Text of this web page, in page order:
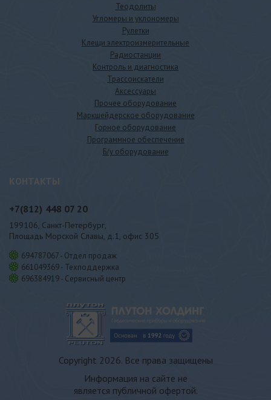
Теодолиты
Угломеры и уклономеры
Рулетки
Клещи электроизмерительные
Радиостанции
Контроль и диагностика
Трассоискатели
Аксессуары
Прочее оборудование
Маркшейдерское оборудование
Горное оборудование
Программное обеспечение
Б/у оборудование
КОНТАКТЫ
+7(812) 448 07 20
199106, Санкт-Петербург,
Площадь Морской Славы, д.1, офис 305
694787067 - Отдел продаж
661049369 - Техподдержка
696384919 - Сервисный центр
Copyright 2026. Все права защищены
Информация на сайте не
является публичной офертой.